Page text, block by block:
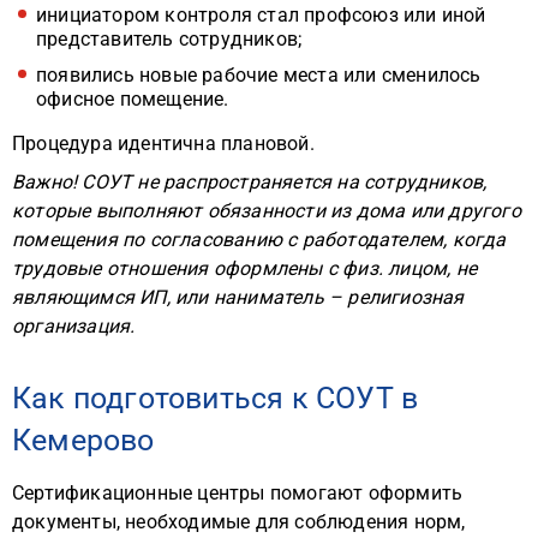
инициатором контроля стал профсоюз или иной
представитель сотрудников;
появились новые рабочие места или сменилось
офисное помещение.
Процедура идентична плановой.
Важно! СОУТ не распространяется на сотрудников,
которые выполняют обязанности из дома или другого
помещения по согласованию с работодателем, когда
трудовые отношения оформлены с физ. лицом, не
являющимся ИП, или наниматель – религиозная
организация.
Как подготовиться к СОУТ в
Кемерово
Сертификационные центры помогают оформить
документы, необходимые для соблюдения норм,